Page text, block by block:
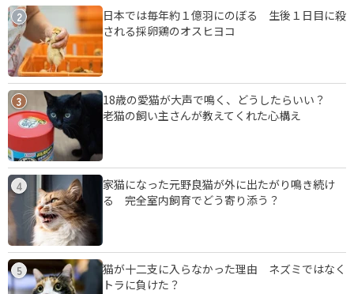
2
日本では毎年約１億羽にのぼる 生後１日目に殺
される採卵鶏のオスヒヨコ
3
18歳の愛猫が大声で鳴く、どうしたらいい？
老猫の飼い主さんが教えてくれた心構え
4
家猫になった元野良猫が外に出たがり鳴き続け
る 完全室内飼育でどう寄り添う？
5
猫が十二支に入らなかった理由 ネズミではなく
トラに負けた？